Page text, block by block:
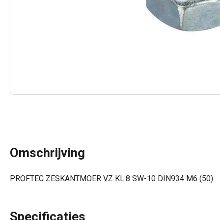
Omschrijving
PROFTEC ZESKANTMOER VZ KL.8 SW-10 DIN934 M6 (50)
Specificaties